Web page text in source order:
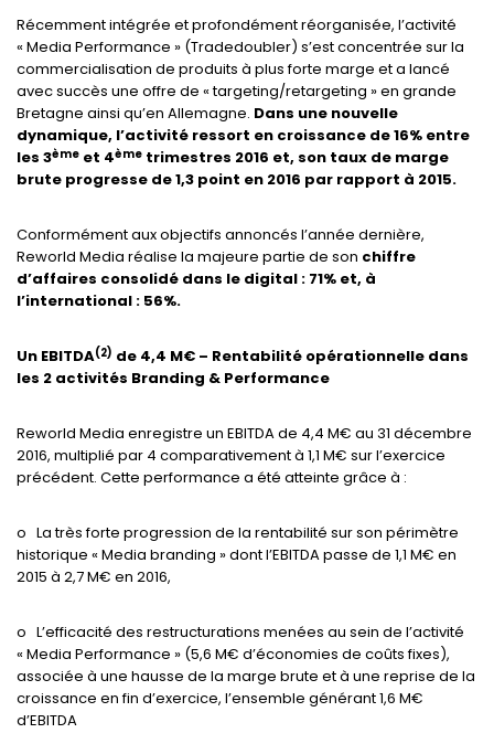
Récemment intégrée et profondément réorganisée, l’activité
« Media Performance » (Tradedoubler) s’est concentrée sur la
commercialisation de produits à plus forte marge et a lancé
avec succès une offre de « targeting/retargeting » en grande
Bretagne ainsi qu’en Allemagne. Dans une nouvelle
dynamique, l’activité ressort en croissance de 16% entre
les 3ème et 4ème trimestres 2016 et, son taux de marge
brute progresse de 1,3 point en 2016 par rapport à 2015.
Conformément aux objectifs annoncés l’année dernière,
Reworld Media réalise la majeure partie de son chiffre
d’affaires consolidé dans le digital : 71% et, à
l’international : 56%.
Un EBITDA(2) de 4,4 M€ – Rentabilité opérationnelle dans
les 2 activités Branding & Performance
Reworld Media enregistre un EBITDA de 4,4 M€ au 31 décembre
2016, multiplié par 4 comparativement à 1,1 M€ sur l’exercice
précédent. Cette performance a été atteinte grâce à :
o La très forte progression de la rentabilité sur son périmètre
historique « Media branding » dont l’EBITDA passe de 1,1 M€ en
2015 à 2,7 M€ en 2016,
o L’efficacité des restructurations menées au sein de l’activité
« Media Performance » (5,6 M€ d’économies de coûts fixes),
associée à une hausse de la marge brute et à une reprise de la
croissance en fin d’exercice, l’ensemble générant 1,6 M€
d’EBITDA